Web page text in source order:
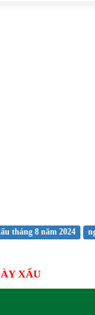
tháng 8 năm 2024
XẤU